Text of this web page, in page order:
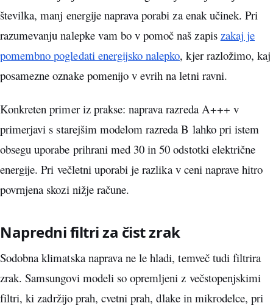
številka, manj energije naprava porabi za enak učinek. Pri
razumevanju nalepke vam bo v pomoč naš zapis zakaj je
pomembno pogledati energijsko nalepko, kjer razložimo, kaj
posamezne oznake pomenijo v evrih na letni ravni.
Konkreten primer iz prakse: naprava razreda A+++ v
primerjavi s starejšim modelom razreda B lahko pri istem
obsegu uporabe prihrani med 30 in 50 odstotki električne
energije. Pri večletni uporabi je razlika v ceni naprave hitro
povrnjena skozi nižje račune.
Napredni filtri za čist zrak
Sodobna klimatska naprava ne le hladi, temveč tudi filtrira
zrak. Samsungovi modeli so opremljeni z večstopenjskimi
filtri, ki zadržijo prah, cvetni prah, dlake in mikrodelce, pri